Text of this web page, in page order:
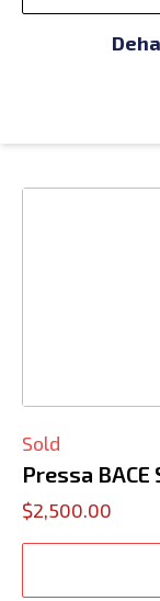
Sold
Pressa
$2,500.00